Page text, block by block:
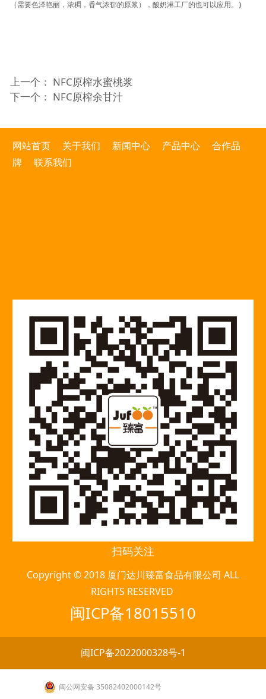
（需要色泽艳丽，浓稠，香气浓郁的原浆），酸奶淋工厂的也可以应用。
）
上一个： NFC原榨水蜜桃浆
下一个： NFC原榨余甘汁
网站首页 关于我们 新闻中心 产品中心
合作品
牌
联系我们
扫码关注
Copyright © 2018 厦门达川臻富食品有限公司 ALL
RIGHTS RESERVED
闽ICP备18015510
闽ICP备2022000328号-1
闽公网安备 35082402000142号